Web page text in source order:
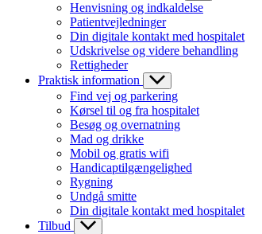
Henvisning og indkaldelse
Patientvejledninger
Din digitale kontakt med hospitalet
Udskrivelse og videre behandling
Rettigheder
Praktisk information
Find vej og parkering
Kørsel til og fra hospitalet
Besøg og overnatning
Mad og drikke
Mobil og gratis wifi
Handicaptilgængelighed
Rygning
Undgå smitte
Din digitale kontakt med hospitalet
Tilbud